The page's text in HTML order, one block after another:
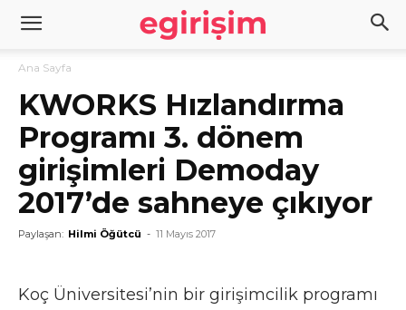
Ana Sayfa
KWORKS Hızlandırma
Programı 3. dönem
girişimleri Demoday
2017’de sahneye çıkıyor
Paylaşan: Hilmi Öğütcü - 11 Mayıs 2017
Koç Üniversitesi’nin bir girişimcilik programı